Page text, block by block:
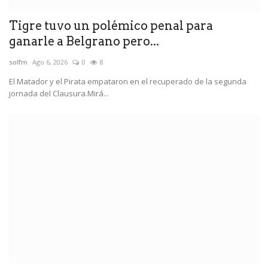
Tigre tuvo un polémico penal para
ganarle a Belgrano pero...
solfm Ago 6, 2026 0 8
El Matador y el Pirata empataron en el recuperado de la segunda
jornada del Clausura.Mirá...